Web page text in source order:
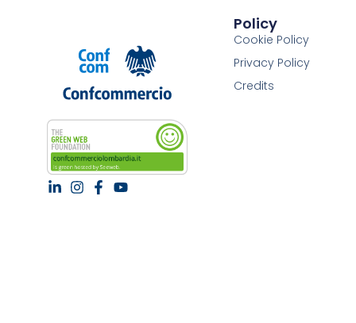
Policy
Cookie Policy
Privacy Policy
Credits